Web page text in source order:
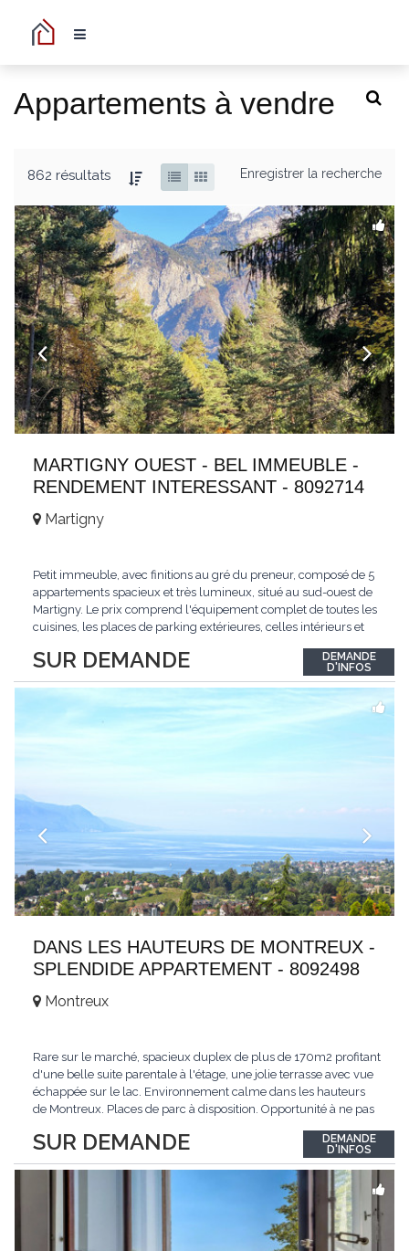
Appartements à vendre
862 résultats Enregistrer la recherche
MARTIGNY OUEST - BEL IMMEUBLE -
RENDEMENT INTERESSANT - 8092714
SUR DEMANDE
Martigny
Petit immeuble, avec finitions au gré du preneur, composé de 5
appartements spacieux et très lumineux, situé au sud-ouest de
Martigny. Le prix comprend l'équipement complet de toutes les
cuisines, les places de parking extérieures, celles intérieurs et
opportunité exclusive avec un rendement intéressant. Plus
d'informations...
DEMANDE
D'INFOS
DANS LES HAUTEURS DE MONTREUX -
SPLENDIDE APPARTEMENT - 8092498
SUR DEMANDE
Montreux
Rare sur le marché, spacieux duplex de plus de 170m2 profitant
d'une belle suite parentale à l'étage, une jolie terrasse avec vue
échappée sur le lac. Environnement calme dans les hauteurs
de Montreux. Places de parc à disposition. Opportunité à ne pas
auf dem Markt, geräumiges Duplex von mehr als 170m2 mit
einer schönen...
DEMANDE
D'INFOS